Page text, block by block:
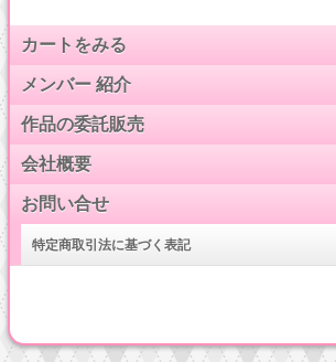
カートをみる
メンバー 紹介
作品の委託販売
会社概要
お問い合せ
特定商取引法に基づく表記